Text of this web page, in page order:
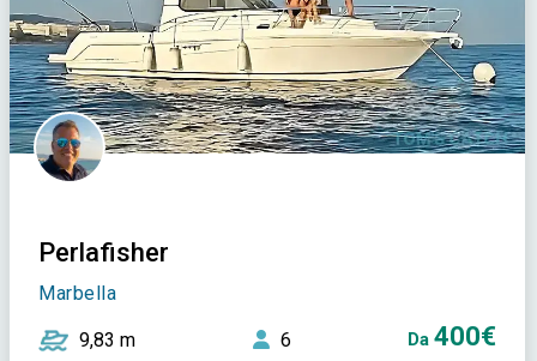
Perlafisher
Marbella
9,83 m 6 Da 400€